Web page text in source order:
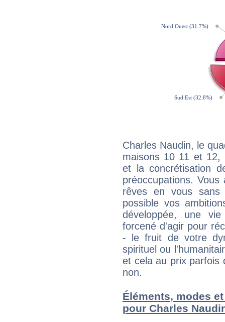
Charles Naudin, le
maisons 10 11 et 12,
et la concrétisation
préoccupations.
rêves en vous sans
possible vos
développée, une
forcené d'agir pour
- le fruit de votre
spirituel ou
et cela au prix parfois
non.
Éléments, modes
pour Charles